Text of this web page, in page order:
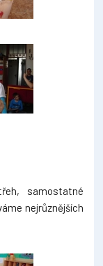
samostatné
nejrůznějších